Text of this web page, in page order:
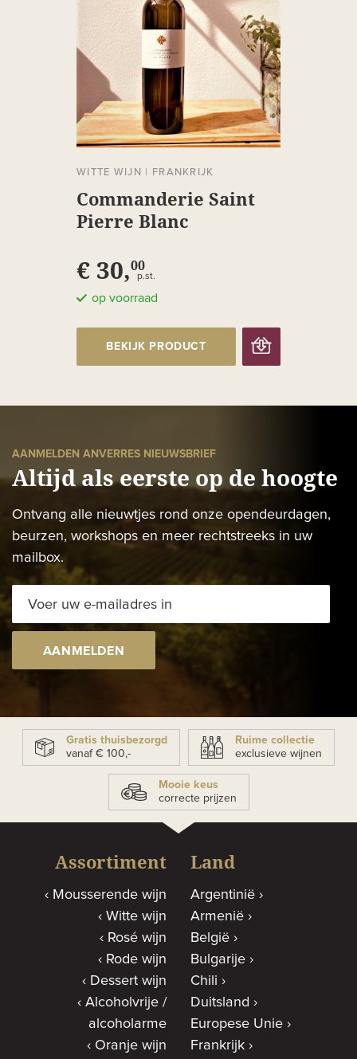
WITTE WIJN | FRANKRIJK
Commanderie Saint
Pierre Blanc
€ 30,00
p.st.
op voorraad
BEKIJK PRODUCT
AANMELDEN ANVERRES NIEUWSBRIEF
Altijd als eerste op de hoogte
Ontvang alle nieuwtjes rond onze opendeurdagen,
beurzen, workshops en meer rechtstreeks in uw
mailbox.
AANMELDEN
Gratis thuisbezorgd
vanaf € 100,-
Ruime collectie
exclusieve wijnen
Mooie keus
correcte prijzen
Assortiment
Mousserende wijn
Witte wijn
Rosé wijn
Rode wijn
Dessert wijn
Alcoholvrije /
alcoholarme
Oranje wijn
Land
Argentinië
Armenië
België
Bulgarije
Chili
Duitsland
Europese Unie
Frankrijk